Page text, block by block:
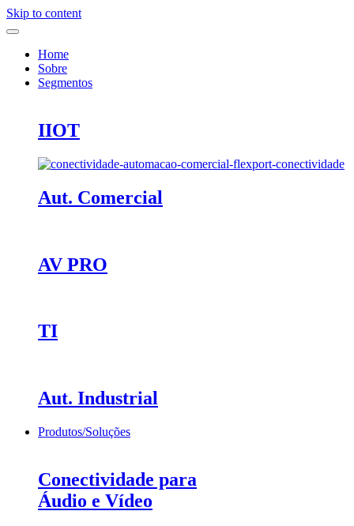
Skip to content
Home
Sobre
Segmentos
IIOT
Aut. Comercial
AV PRO
TI
Aut. Industrial
Produtos/Soluções
Conectividade para
Áudio e Vídeo